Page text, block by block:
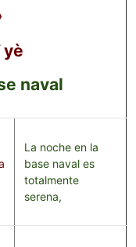
yè
naval
La noche en la
base naval es
totalmente
serena,